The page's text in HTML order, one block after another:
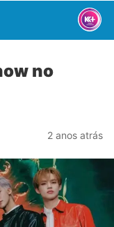
no
2 anos atrás